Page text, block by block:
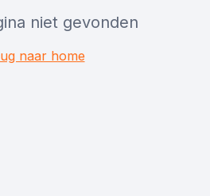
niet gevonden
naar home